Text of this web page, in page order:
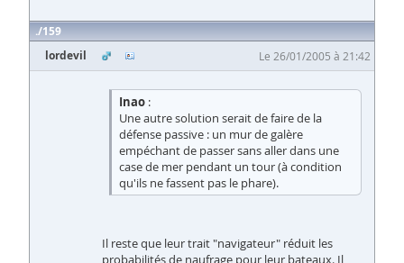
159
lordevil
Le 26/01/2005 à 21:42
Inao :
Une autre solution serait de faire de la
défense passive : un mur de galère
empéchant de passer sans aller dans une
case de mer pendant un tour (à condition
qu'ils ne fassent pas le phare).
Il reste que leur trait "navigateur" réduit les
probabilités de naufrage pour leur bateaux. Il